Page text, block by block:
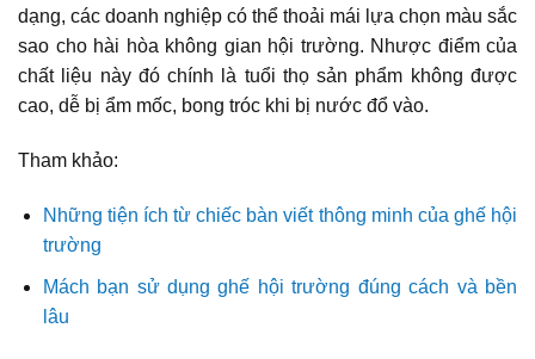
dạng, các doanh nghiệp có thể thoải mái lựa chọn màu sắc
sao cho hài hòa không gian hội trường. Nhược điểm của
chất liệu này đó chính là tuổi thọ sản phẩm không được
cao, dễ bị ẩm mốc, bong tróc khi bị nước đổ vào.
Tham khảo:
Những tiện ích từ chiếc bàn viết thông minh của ghế hội
trường
Mách bạn sử dụng ghế hội trường đúng cách và bền
lâu